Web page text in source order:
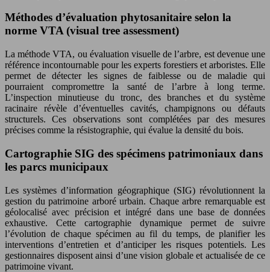
Méthodes d’évaluation phytosanitaire selon la
norme VTA (visual tree assessment)
La méthode VTA, ou évaluation visuelle de l’arbre, est devenue une
référence incontournable pour les experts forestiers et arboristes. Elle
permet de détecter les signes de faiblesse ou de maladie qui
pourraient compromettre la santé de l’arbre à long terme.
L’inspection minutieuse du tronc, des branches et du système
racinaire révèle d’éventuelles cavités, champignons ou défauts
structurels. Ces observations sont complétées par des mesures
précises comme la résistographie, qui évalue la densité du bois.
Cartographie SIG des spécimens patrimoniaux dans
les parcs municipaux
Les systèmes d’information géographique (SIG) révolutionnent la
gestion du patrimoine arboré urbain. Chaque arbre remarquable est
géolocalisé avec précision et intégré dans une base de données
exhaustive. Cette cartographie dynamique permet de suivre
l’évolution de chaque spécimen au fil du temps, de planifier les
interventions d’entretien et d’anticiper les risques potentiels. Les
gestionnaires disposent ainsi d’une vision globale et actualisée de ce
patrimoine vivant.